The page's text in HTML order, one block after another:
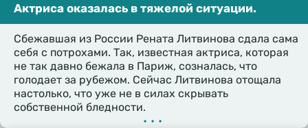
Актриса оказалась в тяжелой ситуации.
Сбежавшая из России Рената Литвинова сдала сама
себя с потрохами. Так, известная актриса, которая
не так давно бежала в Париж, созналась, что
голодает за рубежом. Сейчас Литвинова отощала
настолько, что уже не в силах скрывать
собственной бледности.
•••